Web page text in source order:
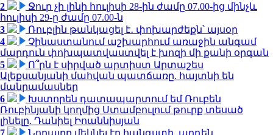
2
Ջուր չի լինի հուլիսի 28-ին ժամը 07.00-ից մինչև
հուլիսի 29-ը ժամը 07.00-ն
3
Ռուբլին թանկացել է․ փոխարժեքն՝ այսօր
4
Չինաստանում աշխարհում առաջին անգամ
մարդուն փոխպատվաստվել է խոզի մի քանի օրգան
5
Ո՞րն է սիրված արտիստ Արտաշես
Ալեքսանյանի մահվան պատճառը. հայտնի են
մանրամասներ
6
Խստորեն դատապարտում եմ Ռուբեն
Ռուբինյանի կողմից Ստամբուլում թուրք տեսած
լինելը. Դանիել Իոաննիսյան
7
Նորայրը մեկնել էր հանգստի, արդեն